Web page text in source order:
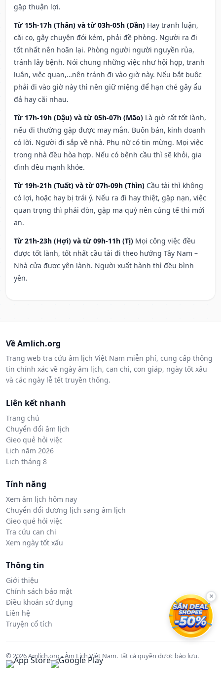
gặp thuận lợi.
Từ 15h-17h (Thân) và từ 03h-05h (Dần) Hay tranh luận,
cãi cọ, gây chuyện đói kém, phải đề phòng. Người ra đi
tốt nhất nên hoãn lại. Phòng người người nguyền rủa,
tránh lây bệnh. Nói chung những việc như hội họp, tranh
luận, việc quan,…nên tránh đi vào giờ này. Nếu bắt buộc
phải đi vào giờ này thì nên giữ miệng để hạn ché gây ẩu
đả hay cãi nhau.
Từ 17h-19h (Dậu) và từ 05h-07h (Mão) Là giờ rất tốt lành,
nếu đi thường gặp được may mắn. Buôn bán, kinh doanh
có lời. Người đi sắp về nhà. Phụ nữ có tin mừng. Mọi việc
trong nhà đều hòa hợp. Nếu có bệnh cầu thì sẽ khỏi, gia
đình đều mạnh khỏe.
Từ 19h-21h (Tuất) và từ 07h-09h (Thìn) Cầu tài thì không
có lợi, hoặc hay bị trái ý. Nếu ra đi hay thiệt, gặp nạn, việc
quan trọng thì phải đòn, gặp ma quỷ nên cúng tế thì mới
an.
Từ 21h-23h (Hợi) và từ 09h-11h (Tị) Mọi công việc đều
được tốt lành, tốt nhất cầu tài đi theo hướng Tây Nam –
Nhà cửa được yên lành. Người xuất hành thì đều bình
yên.
Về Amlich.org
Trang web tra cứu âm lịch Việt Nam miễn phí, cung cấp thông
tin chính xác về ngày âm lịch, can chi, con giáp, ngày tốt xấu
và các ngày lễ tết truyền thống.
Liên kết nhanh
Trang chủ
Chuyển đổi âm lịch
Gieo quẻ hỏi việc
Lịch năm 2026
Lịch tháng 8
Tính năng
Xem âm lịch hôm nay
Chuyển đổi dương lịch sang âm lịch
Gieo quẻ hỏi việc
Tra cứu can chi
Xem ngày tốt xấu
Thông tin
Giới thiệu
Chính sách bảo mật
Điều khoản sử dụng
Liên hệ
Truyện cổ tích
© 2026 Amlich.org - Âm Lịch Việt Nam. Tất cả quyền được bảo lưu.
×